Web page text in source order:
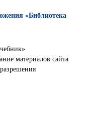
«Библиотека
материалов сайта